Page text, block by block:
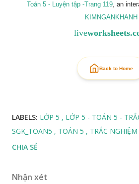
Toán 5 - Luyện tập -Trang 119, an
KIMNGANKHANH
live
Back to Home
LABELS: LỚP 5
LỚP 5 - TOÁN 5 -
SGK_TOAN5
TOÁN 5
TRẮC NGHIỆM
CHIA SẺ
Nhận xét